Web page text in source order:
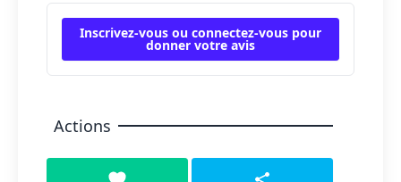
Inscrivez-vous ou connectez-vous pour
donner votre avis
Actions